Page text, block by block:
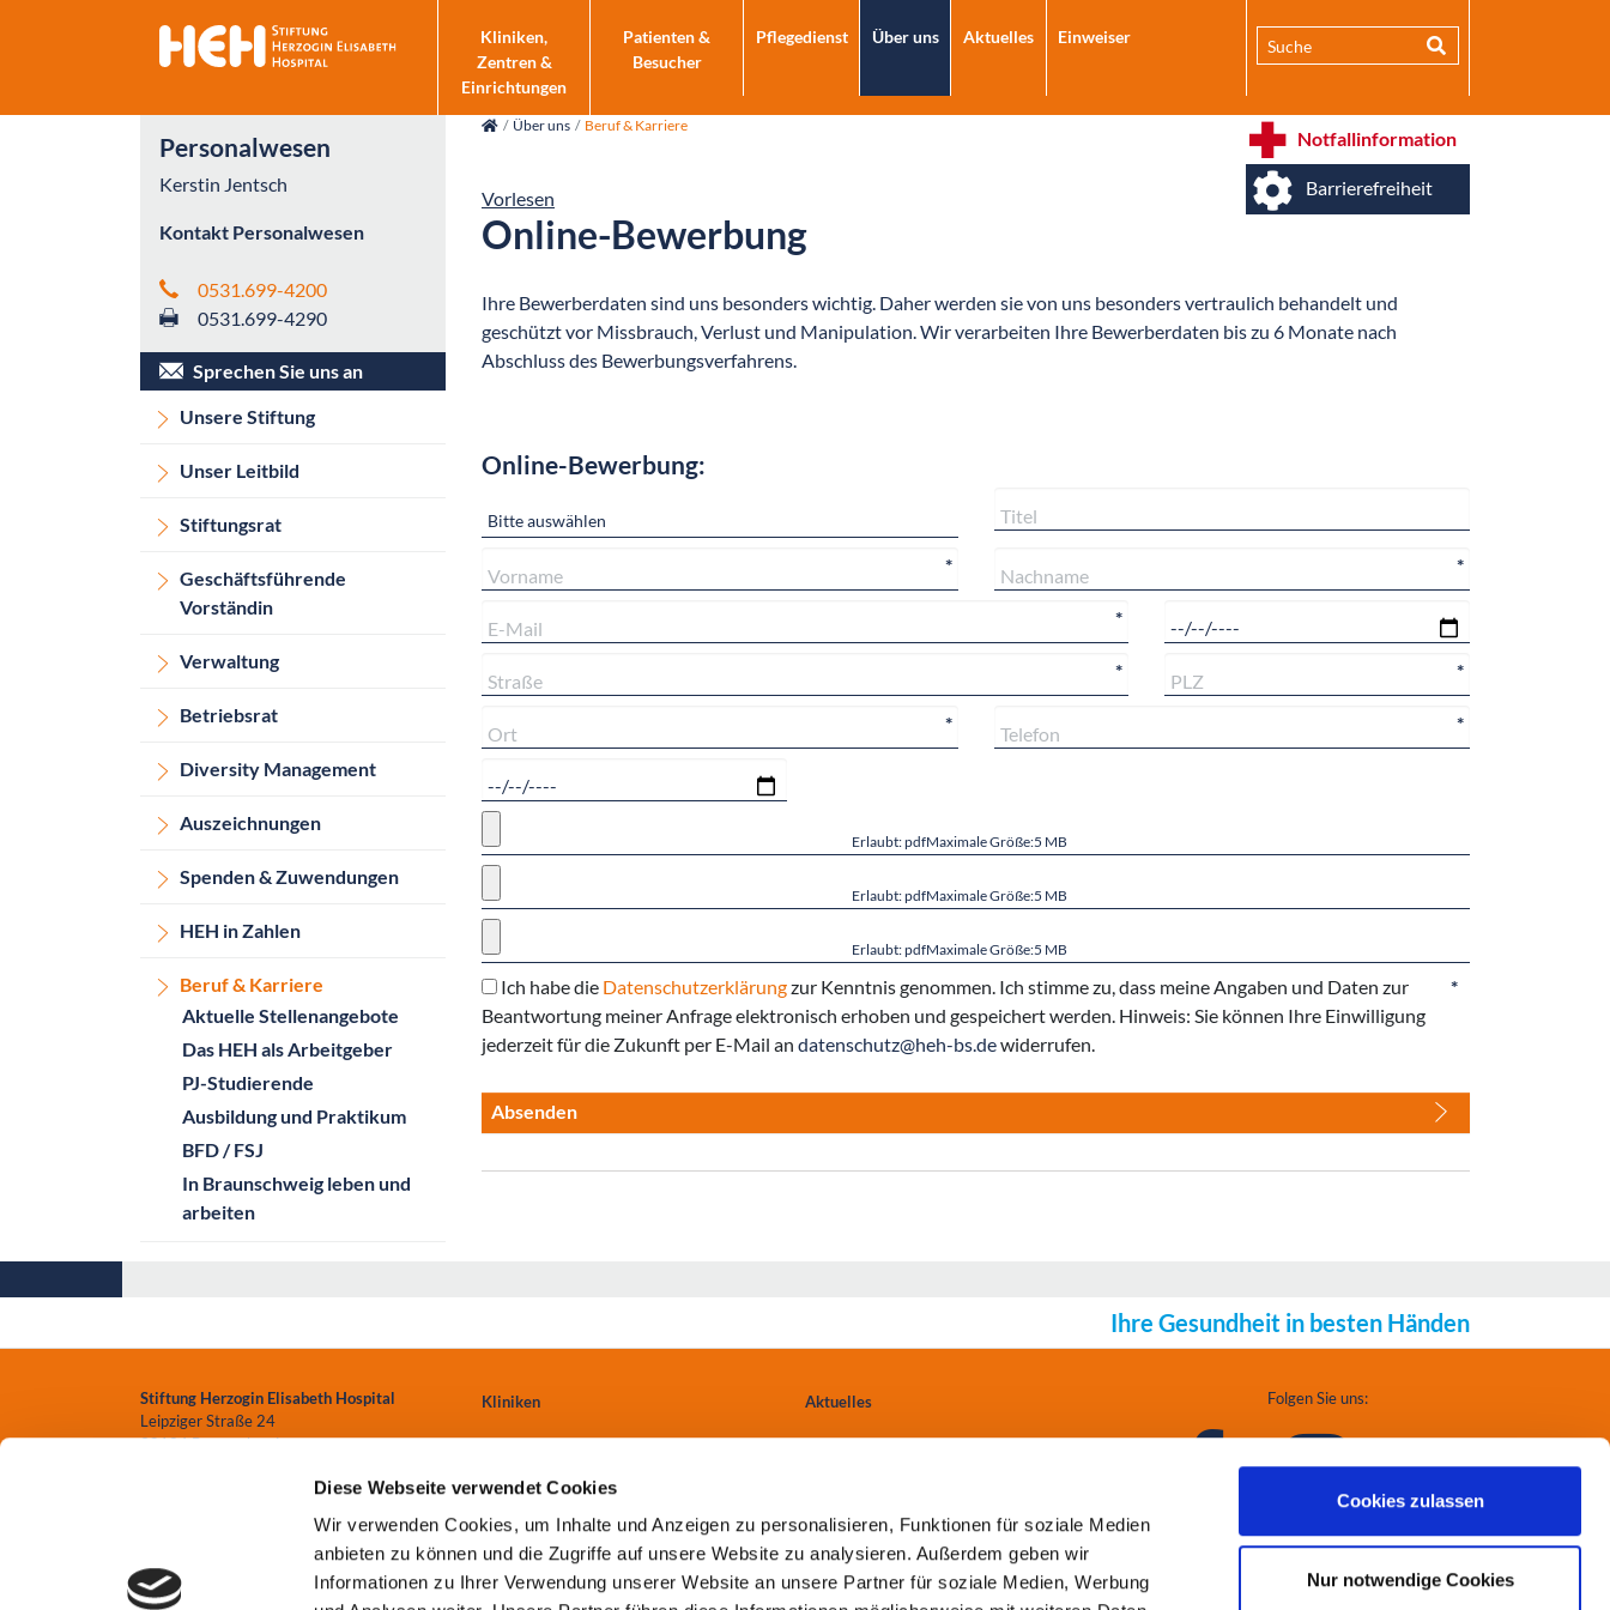
Diese Webseite verwendet Cookies
Wir verwenden Cookies, um Inhalte und Anzeigen zu personalisieren, Funktionen für soziale Medien
anbieten zu können und die Zugriffe auf unsere Website zu analysieren. Außerdem geben wir
Informationen zu Ihrer Verwendung unserer Website an unsere Partner für soziale Medien, Werbung
Cookies zulassen
Nur notwendige Cookies
Kliniken,
Zentren &
Einrichtungen
Patienten &
Besucher
Pflegedienst Über uns Aktuelles Einweiser
Notfallinformation
Barrierefreiheit
Personalwesen
Kerstin Jentsch
Kontakt Personalwesen
0531.699-4200
0531.699-4290
Sprechen Sie uns an
Unsere Stiftung
Unser Leitbild
Stiftungsrat
Geschäftsführende
Vorständin
Verwaltung
Betriebsrat
Diversity Management
Auszeichnungen
Spenden & Zuwendungen
HEH in Zahlen
Beruf & Karriere
Aktuelle Stellenangebote
Das HEH als Arbeitgeber
PJ-Studierende
Ausbildung und Praktikum
BFD / FSJ
In Braunschweig leben und
arbeiten
Über uns Beruf & Karriere
Vorlesen
Online-Bewerbung
Ihre Bewerberdaten sind uns besonders wichtig. Daher werden sie von uns besonders vertraulich behandelt und
geschützt vor Missbrauch, Verlust und Manipulation. Wir verarbeiten Ihre Bewerberdaten bis zu 6 Monate nach
Abschluss des Bewerbungsverfahrens.
Online-Bewerbung:
* *
*
* *
* *
Erlaubt: pdfMaximale Größe:5 MB
Erlaubt: pdfMaximale Größe:5 MB
Erlaubt: pdfMaximale Größe:5 MB
Ich habe die Datenschutzerklärungzur Kenntnis genommen. Ich stimme zu, dass meine Angaben und Daten zur
Beantwortung meiner Anfrage elektronisch erhoben und gespeichert werden. Hinweis: Sie können Ihre Einwilligung
jederzeit für die Zukunft per E-Mail an datenschutz@heh-bs.dewiderrufen.
*
Absenden
Ihre Gesundheit in besten Händen
Stiftung Herzogin Elisabeth Hospital
Leipziger Straße 24
38124 Braunschweig
Kliniken Aktuelles
Einrichtungen Anfahrt
Pflege Kontakt
Folgen Sie uns: